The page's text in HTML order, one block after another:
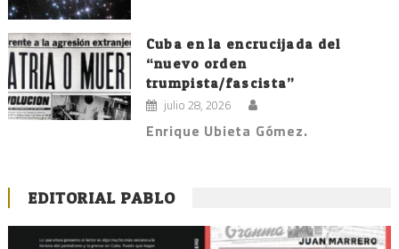
Cuba en la encrucijada del
“nuevo orden
trumpista/fascista”
julio 28, 2026
Enrique Ubieta Gómez.
EDITORIAL PABLO